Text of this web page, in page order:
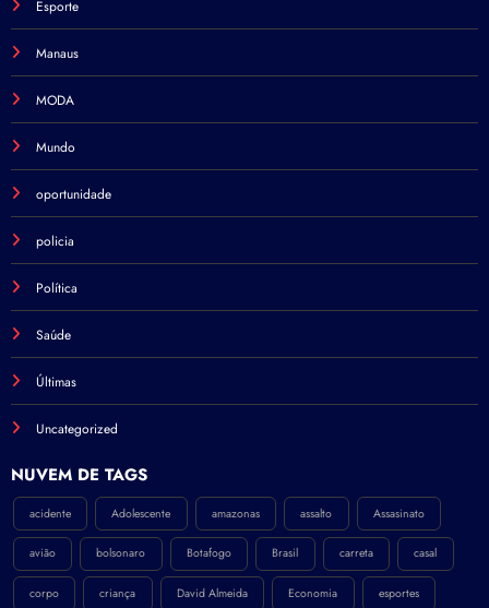
Esporte
Manaus
MODA
Mundo
oportunidade
policia
Política
Saúde
Últimas
Uncategorized
NÚVEM DE TAGS
acidente Adolescente amazonas assalto Assasinato
avião bolsonaro Botafogo Brasil carreta casal
corpo criança David Almeida Economia esportes